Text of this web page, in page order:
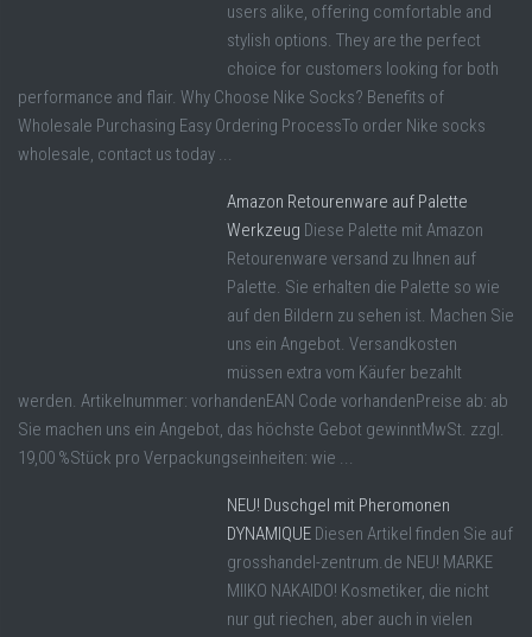
users alike, offering comfortable and
stylish options. They are the perfect
choice for customers looking for both
performance and flair. Why Choose Nike Socks? Benefits of
Wholesale Purchasing Easy Ordering ProcessTo order Nike socks
wholesale, contact us today ...
Amazon Retourenware auf Palette
Werkzeug Diese Palette mit Amazon
Retourenware versand zu Ihnen auf
Palette. Sie erhalten die Palette so wie
auf den Bildern zu sehen ist. Machen Sie
uns ein Angebot. Versandkosten
müssen extra vom Käufer bezahlt
werden. Artikelnummer: vorhandenEAN Code vorhandenPreise ab: ab
Sie machen uns ein Angebot, das höchste Gebot gewinntMwSt. zzgl.
19,00 %Stück pro Verpackungseinheiten: wie ...
NEU! Duschgel mit Pheromonen
DYNAMIQUE Diesen Artikel finden Sie auf
grosshandel-zentrum.de NEU! MARKE
MIIKO NAKAIDO! Kosmetiker, die nicht
nur gut riechen, aber auch in vielen